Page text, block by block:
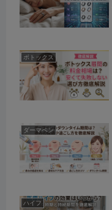
ボトックス
ダーマペン
ハイフ